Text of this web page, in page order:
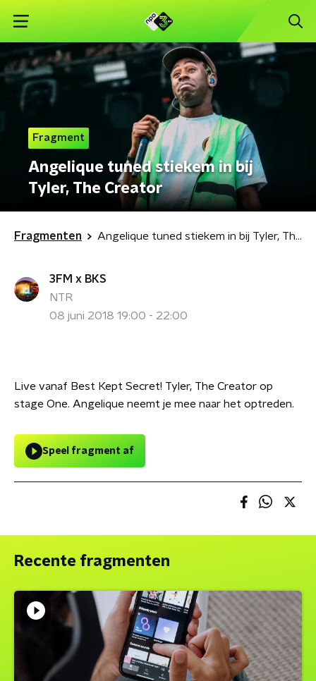
Fragment
Angelique tuned stiekem in bij
Tyler, The Creator
Fragmenten Angelique tuned stiekem in bij Tyler, The Creator
3FM x BKS
NTR
08 juni 2018 19:00 - 22:00
Live vanaf Best Kept Secret! Tyler, The Creator op
stage One. Angelique neemt je mee naar het optreden.
Speel fragment af
Recente fragmenten